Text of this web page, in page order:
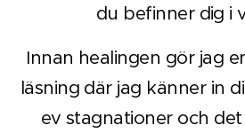
du befinner dig i
Innan healingen gör jag
läsning där jag känner in
ev stagnationer och